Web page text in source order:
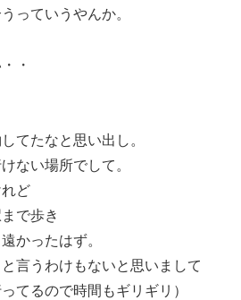
っていうやんか。
・
てたなと思い出し。
ない場所でして。
ど
で歩き
かったはず。
言うわけもないと思いまして
てるので時間もギリギリ）